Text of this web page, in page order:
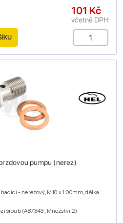
101 Kč
včetně DPH
pumpu (nerez)
- nerezový, M10 x 1.00mm, délka
šroub (AB7343 , Množství 2)